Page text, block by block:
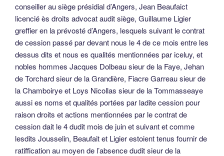
conseiller au siège présidial d’Angers, Jean Beaufaict
licencié ès droits advocat audit siège, Guillaume Ligier
greffier en la prévosté d’Angers, lesquels suivant le contrat
de cession passé par devant nous le 4 de ce mois entre les
dessus dits et nous es qualités mentionnées par iceluy, et
nobles hommes Jacques Dolbeau sieur de la Faye, Jehan
de Torchard sieur de la Grandière, Fiacre Garreau sieur de
la Chamboirye et Loys Nicollas sieur de la Tommasseaye
aussi es noms et qualités portées par ladite cession pour
raison droits et actions mentionnées par le contrat de
cession dait le 4 dudit mois de juin et suivant et comme
lesdits Jousselin, Beaufait et Ligier estoient tenus fournir de
ratiffication au moyen de l’absence dudit sieur de la